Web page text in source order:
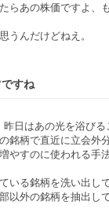
らあの株価ですよ、
うんだけどねえ。
すね
昨日はあの光を浴び
銘柄で直近に立会外
やすのに使われる手
いる銘柄を洗い出し
以外の銘柄を抽出して